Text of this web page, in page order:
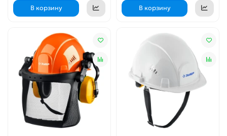
В корзину В корзину